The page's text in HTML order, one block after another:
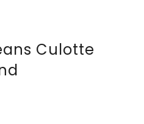
Culotte